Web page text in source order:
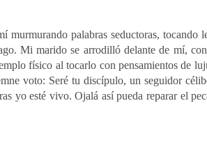
palabras seductoras, tocando
Mi marido se arrodilló delante de mí,
físico al tocarlo con pensamientos de
voto: Seré tu discípulo, un seguidor
yo esté vivo. Ojalá así pueda reparar el